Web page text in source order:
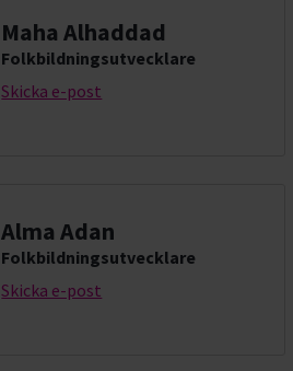
Maha Alhaddad
Folkbildningsutvecklare
Skicka e-post
Alma Adan
Folkbildningsutvecklare
Skicka e-post